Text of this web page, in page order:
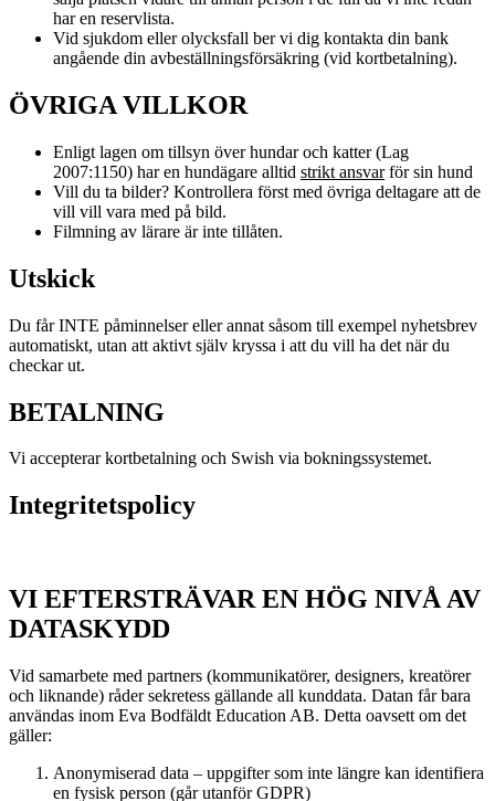
har en reservlista.
Vid sjukdom eller olycksfall ber vi dig kontakta din bank
angående din avbeställningsförsäkring (vid kortbetalning).
ÖVRIGA VILLKOR
Enligt lagen om tillsyn över hundar och katter (Lag
2007:1150) har en hundägare alltid strikt ansvarför sin hund
Vill du ta bilder? Kontrollera först med övriga deltagare att de
vill vill vara med på bild.
Filmning av lärare är inte tillåten.
Utskick
Du får INTE påminnelser eller annat såsom till exempel nyhetsbrev
automatiskt, utan att aktivt själv kryssa i att du vill ha det när du
checkar ut.
BETALNING
Vi accepterar kortbetalning och Swish via bokningssystemet.
Integritetspolicy
VI EFTERSTRÄVAR EN HÖG NIVÅ AV
DATASKYDD
Vid samarbete med partners (kommunikatörer, designers, kreatörer
och liknande) råder sekretess gällande all kunddata. Datan får bara
användas inom Eva Bodfäldt Education AB. Detta oavsett om det
gäller:
Anonymiserad data – uppgifter som inte längre kan identifiera
en fysisk person (går utanför GDPR)